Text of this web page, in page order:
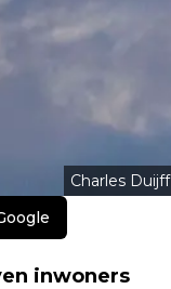
Charles Duijff
inwoners